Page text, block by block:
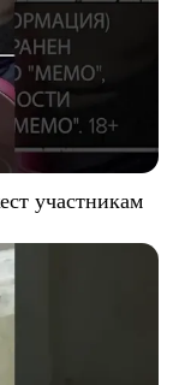
участникам